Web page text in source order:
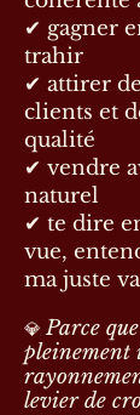
✔ gagner
trahir
✔ attirer
clients et
qualité
✔ vendre
naturel
✔ te dire
vue,
ma juste
💎 Parce
pleinement
levier de